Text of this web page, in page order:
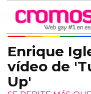
Enrique
vídeo de
Up'